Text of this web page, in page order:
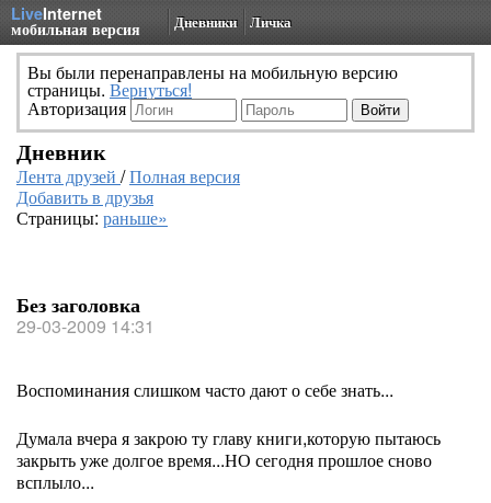
LiveInternet
мобильная версия Дневники Личка
Вы были перенаправлены на мобильную версию
страницы. Вернуться!
Авторизация
Дневник
Лента друзей /Полная версия
Добавить в друзья
Страницы: раньше»
Без заголовка
29-03-2009 14:31
Воспоминания слишком часто дают о себе знать...
Думала вчера я закрою ту главу книги,которую пытаюсь
закрыть уже долгое время...НО сегодня прошлое сново
всплыло...